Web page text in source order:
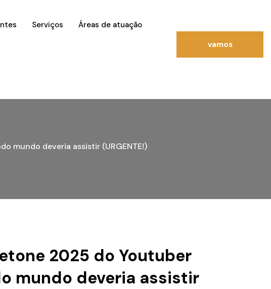
Serviços Áreas de atuação
vamos
mundo deveria assistir (URGENTE!)
2025 do Youtuber
mundo deveria assistir